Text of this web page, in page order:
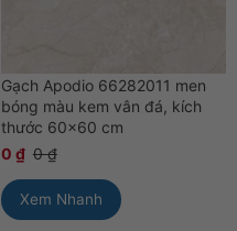
Gạch Apodio 66282011 men
bóng màu kem vân đá, kích
thước 60×60 cm
0 ₫ 0₫
Xem Nhanh